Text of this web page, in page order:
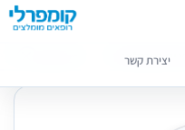
מומלצים
יצירת קשר